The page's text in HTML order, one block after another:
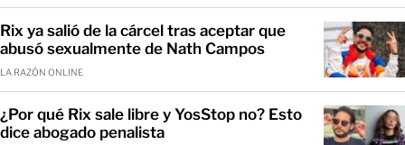
Rix ya salió de la cárcel tras aceptar que
abusó sexualmente de Nath Campos
LA RAZÓN ONLINE
¿Por qué Rix sale libre y YosStop no? Esto
dice abogado penalista